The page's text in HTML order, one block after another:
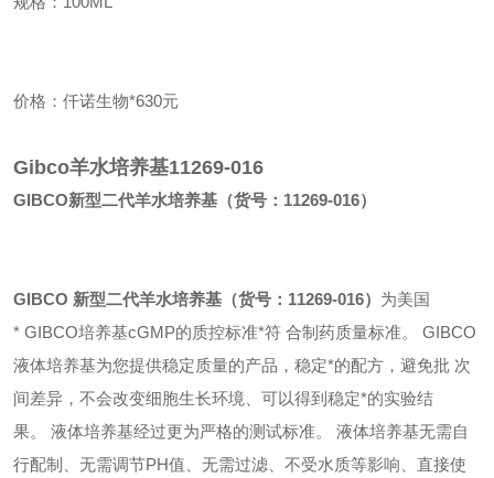
价格：仟诺生物*630元
Gibco羊水培养基11269-016
GIBCO新型二代羊水培养基（货号：11269-016）
GIBCO 新型二代羊水培养基（货号：11269-016） 为美国
* GIBCO培养基cGMP的质控标准*符 合制药质量标准。 GIBCO
液体培养基为您提供稳定质量的产品，稳定*的配方，避免批 次
间差异，不会改变细胞生长环境、可以得到稳定*的实验结
果。 液体培养基经过更为严格的测试标准。 液体培养基无需自
行配制、无需调节PH值、无需过滤、不受水质等影响、直接使